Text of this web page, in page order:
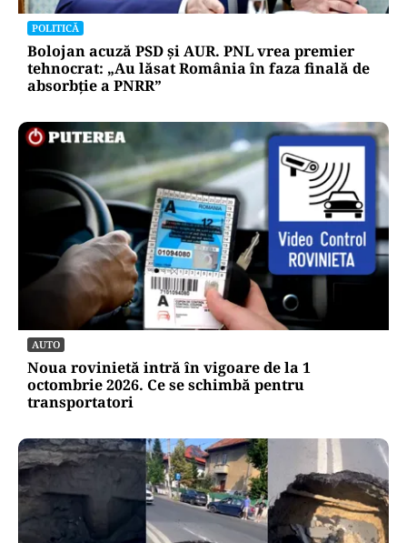
POLITICĂ
Bolojan acuză PSD și AUR. PNL vrea premier
tehnocrat: „Au lăsat România în faza finală de
absorbţie a PNRR”
AUTO
Noua rovinietă intră în vigoare de la 1
octombrie 2026. Ce se schimbă pentru
transportatori